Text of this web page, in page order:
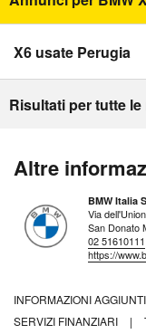
X6 usate Perugia
Risultati per tutte
Altre
BMW Italia
Via
San Donato
02 51610111
https://
INFORMAZIONI
SERVIZI FINANZIARI
|